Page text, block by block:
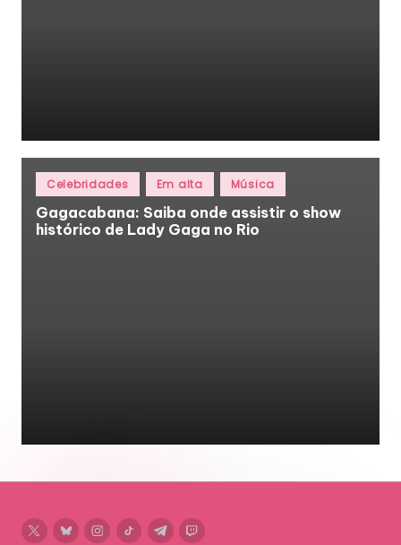
Posted
inCelebridades Em alta Música
Gagacabana: Saiba onde assistir o show
histórico de Lady Gaga no Rio
twitterblueskyinstagram
tiktoktelegram
twitch